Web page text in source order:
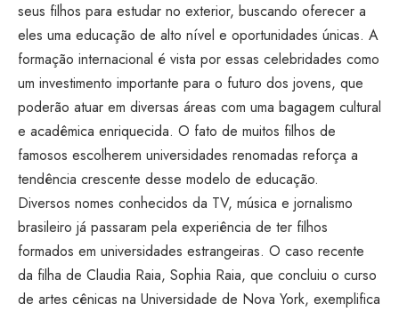
seus filhos para estudar no exterior, buscando oferecer a
eles uma educação de alto nível e oportunidades únicas. A
formação internacional é vista por essas celebridades como
um investimento importante para o futuro dos jovens, que
poderão atuar em diversas áreas com uma bagagem cultural
e acadêmica enriquecida. O fato de muitos filhos de
famosos escolherem universidades renomadas reforça a
tendência crescente desse modelo de educação.
Diversos nomes conhecidos da TV, música e jornalismo
brasileiro já passaram pela experiência de ter filhos
formados em universidades estrangeiras. O caso recente
da filha de Claudia Raia, Sophia Raia, que concluiu o curso
de artes cênicas na Universidade de Nova York, exemplifica